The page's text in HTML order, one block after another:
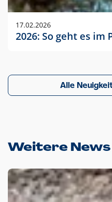
17.02.2026
2026: So geht es im
Alle
Weitere News